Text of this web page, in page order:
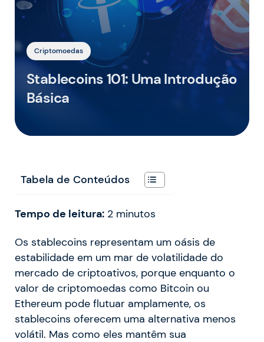
Criptomoedas
Stablecoins 101: Uma Introdução
Básica
Tabela de Conteúdos
Tempo de leitura: 2 minutos
Os stablecoins representam um oásis de
estabilidade em um mar de volatilidade do
mercado de criptoativos, porque enquanto o
valor de criptomoedas como Bitcoin ou
Ethereum pode flutuar amplamente, os
stablecoins oferecem uma alternativa menos
volátil. Mas como eles mantêm sua